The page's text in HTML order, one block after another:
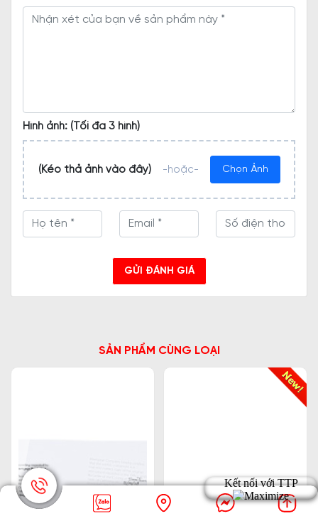
Hình ảnh: (Tối đa 3 hình)
(Kéo thả ảnh vào đây) -hoặc- Chọn Ảnh
GỬI ĐÁNH GIÁ
SẢN PHẨM CÙNG LOẠI